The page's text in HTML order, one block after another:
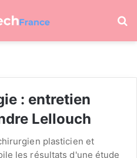
: entretien
Lellouch
plasticien et
les résultats d'une étude